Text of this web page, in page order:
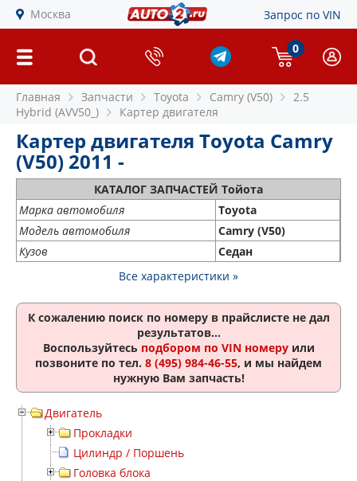
Москва Запрос по VIN
0
Главная Запчасти Toyota Camry (V50)
2.5
Hybrid (AVV50_)
Картер двигателя
Картер двигателя Toyota Camry
(V50) 2011 -
КАТАЛОГ ЗАПЧАСТЕЙ Тойота
Марка автомобиля
Toyota
Модель автомобиля
Camry (V50)
Кузов
Седан
Все характеристики »
К сожалению поиск по номеру в прайслисте не дал
результатов...
Воспользуйтесь подбором по VIN номеруили
позвоните по тел. 8 (495) 984-46-55, и мы найдем
нужную Вам запчасть!
Двигатель
Прокладки
Цилиндр / Поршень
Головка блока